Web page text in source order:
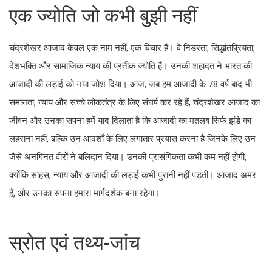
एक ज्योति जो कभी बुझी नहीं
चंद्रशेखर आजाद केवल एक नाम नहीं, एक विचार हैं। वे निडरता, सिद्धांतप्रियता,
देशभक्ति और सामाजिक न्याय की प्रतीक ज्योति हैं। उनकी शहादत ने भारत की
आजादी की लड़ाई को नया जोश दिया। आज, जब हम आजादी के 78 वर्ष बाद भी
समानता, न्याय और सच्चे लोकतंत्र के लिए संघर्ष कर रहे हैं, चंद्रशेखर आजाद का
जीवन और उनका सपना हमें याद दिलाता है कि आजादी का मतलब सिर्फ झंडे का
लहराना नहीं, बल्कि उन आदर्शों के लिए लगातार प्रयास करना है जिनके लिए उन
जैसे अनगिनत वीरों ने बलिदान दिया। उनकी प्रासंगिकता कभी कम नहीं होगी,
क्योंकि साहस, न्याय और आजादी की लड़ाई कभी पुरानी नहीं पड़ती। आजाद अमर
हैं, और उनका सपना हमारा मार्गदर्शक बना रहेगा।
स्रोत एवं तथ्य-जांच